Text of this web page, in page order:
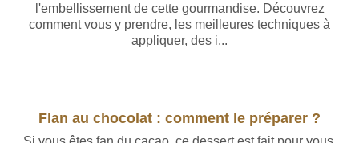
l'embellissement de cette gourmandise. Découvrez
comment vous y prendre, les meilleures techniques à
appliquer, des i...
Flan au chocolat : comment le préparer ?